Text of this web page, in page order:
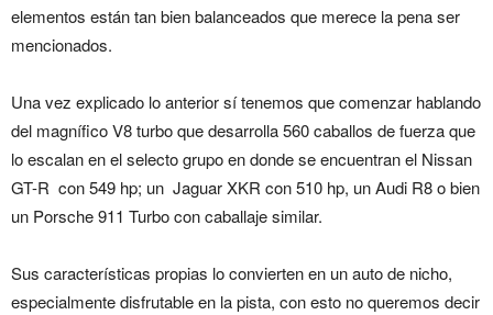
elementos están tan bien balanceados que merece la pena ser
mencionados.
Una vez explicado lo anterior sí tenemos que comenzar hablando
del magnífico V8 turbo que desarrolla 560 caballos de fuerza que
lo escalan en el selecto grupo en donde se encuentran el Nissan
GT-R con 549 hp; un Jaguar XKR con 510 hp, un Audi R8 o bien
un Porsche 911 Turbo con caballaje similar.
Sus características propias lo convierten en un auto de nicho,
especialmente disfrutable en la pista, con esto no queremos decir